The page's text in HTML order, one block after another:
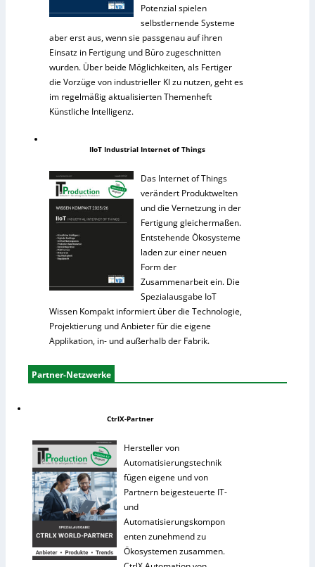
Potenzial spielen
selbstlernende Systeme
aber erst aus, wenn sie passgenau auf ihren
Einsatz in Fertigung und Büro zugeschnitten
wurden. Über beide Möglichkeiten, als Fertiger
die Vorzüge von industrieller KI zu nutzen, geht es
im regelmäßig aktualisierten Themenheft
Künstliche Intelligenz.
IIoT Industrial Internet of Things
Das Internet of Things
verändert Produktwelten
und die Vernetzung in der
Fertigung gleichermaßen.
Entstehende Ökosysteme
laden zur einer neuen
Form der
Zusammenarbeit ein. Die
Spezialausgabe IoT
Wissen Kompakt informiert über die Technologie,
Projektierung und Anbieter für die eigene
Applikation, in- und außerhalb der Fabrik.
Partner-Netzwerke
CtrlX-Partner
Hersteller von
Automatisierungstechnik
fügen eigene und von
Partnern beigesteuerte IT-
und
Automatisierungskompon
enten zunehmend zu
Ökosystemen zusammen.